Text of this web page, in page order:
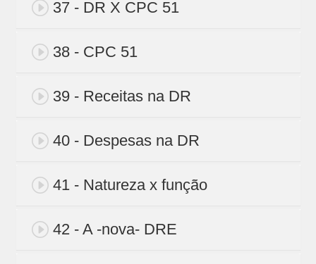
37 - DR X CPC 51
38 - CPC 51
39 - Receitas na DR
40 - Despesas na DR
41 - Natureza x função
42 - A -nova- DRE